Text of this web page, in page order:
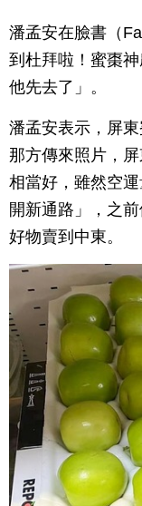
潘孟安在臉書（
到杜拜啦！蜜棗
他先去了」。
潘孟安表示，屏
那方傳來照片，
相當好，雖然空
開新通路」，之
好物賣到中東。